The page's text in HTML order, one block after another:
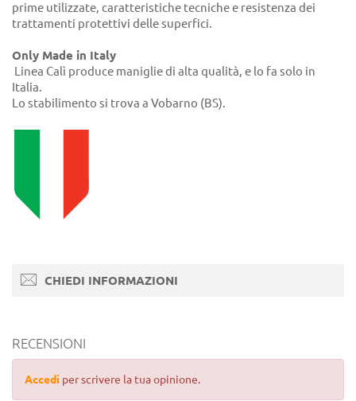
prime utilizzate, caratteristiche tecniche e resistenza dei
trattamenti protettivi delle superfici.
Only Made in Italy
Linea Calì produce maniglie di alta qualità, e lo fa solo in
Italia.
Lo stabilimento si trova a Vobarno (BS).
CHIEDI INFORMAZIONI
RECENSIONI
Accedi per scrivere la tua opinione.